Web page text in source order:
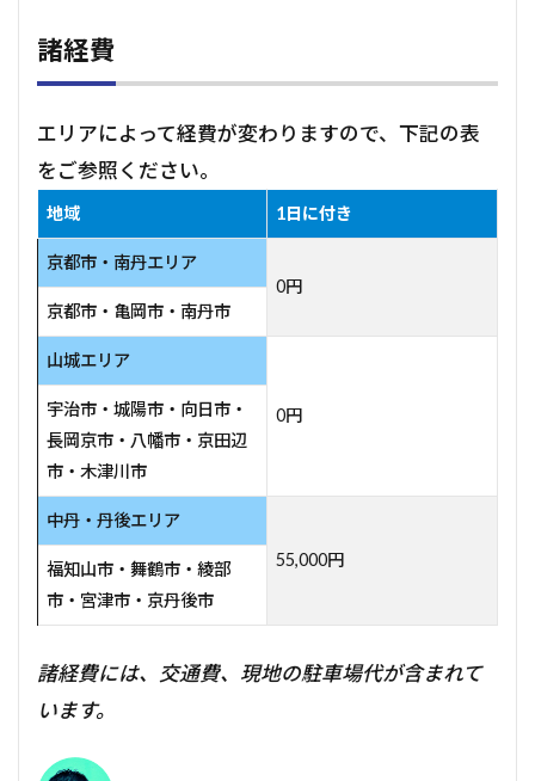
諸経費
エリアによって経費が変わりますので、下記の表
をご参照ください。
地域 1日に付き
京都市・南丹エリア
0円
京都市・亀岡市・南丹市
山城エリア
0円
宇治市・城陽市・向日市・
長岡京市・八幡市・京田辺
市・木津川市
中丹・丹後エリア
55,000円
福知山市・舞鶴市・綾部
市・宮津市・京丹後市
諸経費には、交通費、現地の駐車場代が含まれて
います。